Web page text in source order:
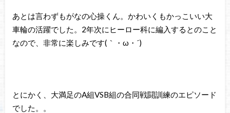
あとは言わずもがなの心操くん。かわいくもかっこいい大
車輪の活躍でした。2年次にヒーロー科に編入するとのこと
なので、非常に楽しみです(｀・ω・´)ゞ
とにかく、大満足のA組VSB組の合同戦闘訓練のエピソード
でした。。